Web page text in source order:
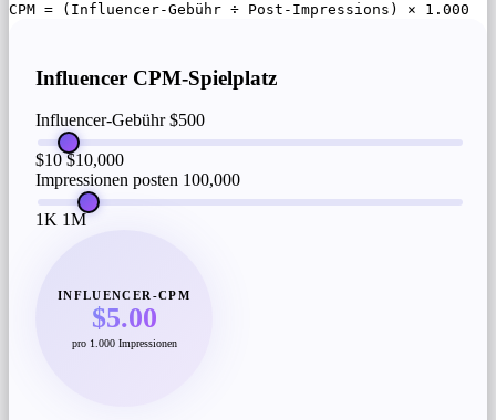
CPM = (Influencer-Gebühr ÷ Post-Impressions) × 1.000
Influencer CPM-Spielplatz
Influencer-Gebühr $500
$10 $10,000
Impressionen posten 100,000
1K 1M
INFLUENCER-CPM
$5.00
pro 1.000 Impressionen